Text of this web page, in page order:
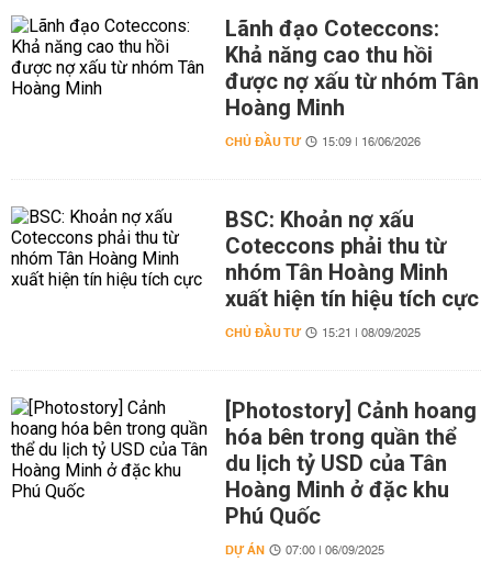
Lãnh đạo Coteccons:
Khả năng cao thu hồi
được nợ xấu từ nhóm Tân
Hoàng Minh
CHỦ ĐẦU TƯ 15:09 | 16/06/2026
BSC: Khoản nợ xấu
Coteccons phải thu từ
nhóm Tân Hoàng Minh
xuất hiện tín hiệu tích cực
CHỦ ĐẦU TƯ 15:21 | 08/09/2025
[Photostory] Cảnh hoang
hóa bên trong quần thể
du lịch tỷ USD của Tân
Hoàng Minh ở đặc khu
Phú Quốc
DỰ ÁN 07:00 | 06/09/2025